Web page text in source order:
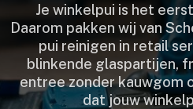
Je winkelpui is het
Daarom pakken wij van
pui reinigen in retail
blinkende glaspartijen,
entree zonder kauwgom
dat jouw